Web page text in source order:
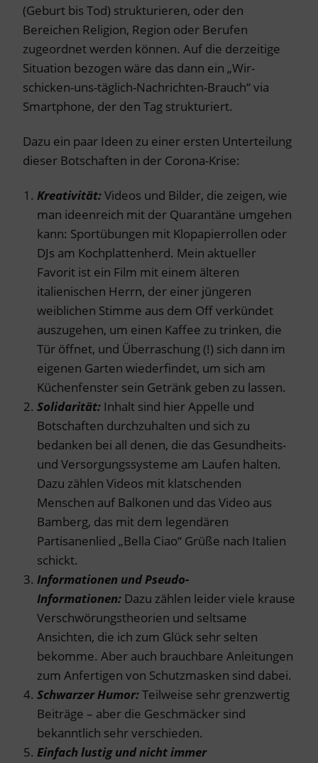
(Geburt bis Tod) strukturieren, oder den
Bereichen Religion, Region oder Berufen
zugeordnet werden können. Auf die derzeitige
Situation bezogen wäre das dann ein „Wir-
schicken-uns-täglich-Nachrichten-Brauch“ via
Smartphone, der den Tag strukturiert.
Dazu ein paar Ideen zu einer ersten Unterteilung
dieser Botschaften in der Corona-Krise:
Kreativität:Videos und Bilder, die zeigen, wie
man ideenreich mit der Quarantäne umgehen
kann: Sportübungen mit Klopapierrollen oder
DJs am Kochplattenherd. Mein aktueller
Favorit ist ein Film mit einem älteren
italienischen Herrn, der einer jüngeren
weiblichen Stimme aus dem Off verkündet
auszugehen, um einen Kaffee zu trinken, die
Tür öffnet, und Überraschung (!) sich dann im
eigenen Garten wiederfindet, um sich am
Küchenfenster sein Getränk geben zu lassen.
Solidarität: Inhalt sind hier Appelle und
Botschaften durchzuhalten und sich zu
bedanken bei all denen, die das Gesundheits-
und Versorgungssysteme am Laufen halten.
Dazu zählen Videos mit klatschenden
Menschen auf Balkonen und das Video aus
Bamberg, das mit dem legendären
Partisanenlied „Bella Ciao“ Grüße nach Italien
schickt.
Informationen und Pseudo-
Informationen: Dazu zählen leider viele krause
Verschwörungstheorien und seltsame
Ansichten, die ich zum Glück sehr selten
bekomme. Aber auch brauchbare Anleitungen
zum Anfertigen von Schutzmasken sind dabei.
Schwarzer Humor:Teilweise sehr grenzwertig
Beiträge – aber die Geschmäcker sind
bekanntlich sehr verschieden.
Einfach lustig und nicht immer